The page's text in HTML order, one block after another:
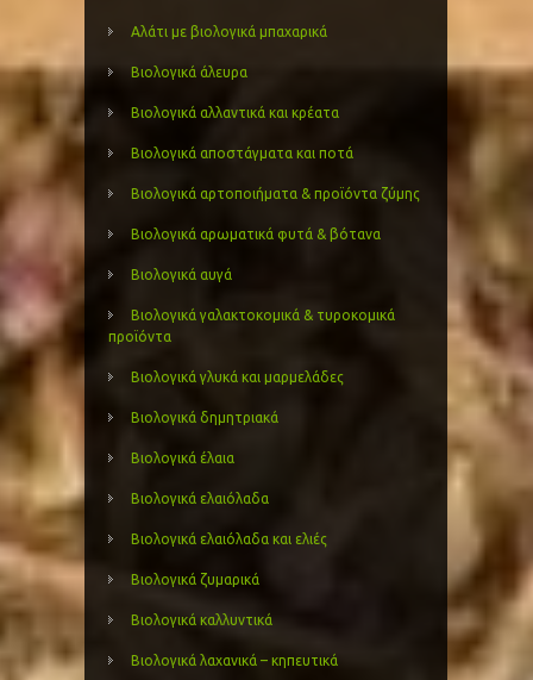
Αλάτι με βιολογικά μπαχαρικά
Βιολογικά άλευρα
Βιολογικά αλλαντικά και κρέατα
Βιολογικά αποστάγματα και ποτά
Βιολογικά αρτοποιήματα & προϊόντα ζύμης
Βιολογικά αρωματικά φυτά & βότανα
Βιολογικά αυγά
Βιολογικά γαλακτοκομικά & τυροκομικά
προϊόντα
Βιολογικά γλυκά και μαρμελάδες
Βιολογικά δημητριακά
Βιολογικά έλαια
Βιολογικά ελαιόλαδα
Βιολογικά ελαιόλαδα και ελιές
Βιολογικά ζυμαρικά
Βιολογικά καλλυντικά
Βιολογικά λαχανικά – κηπευτικά